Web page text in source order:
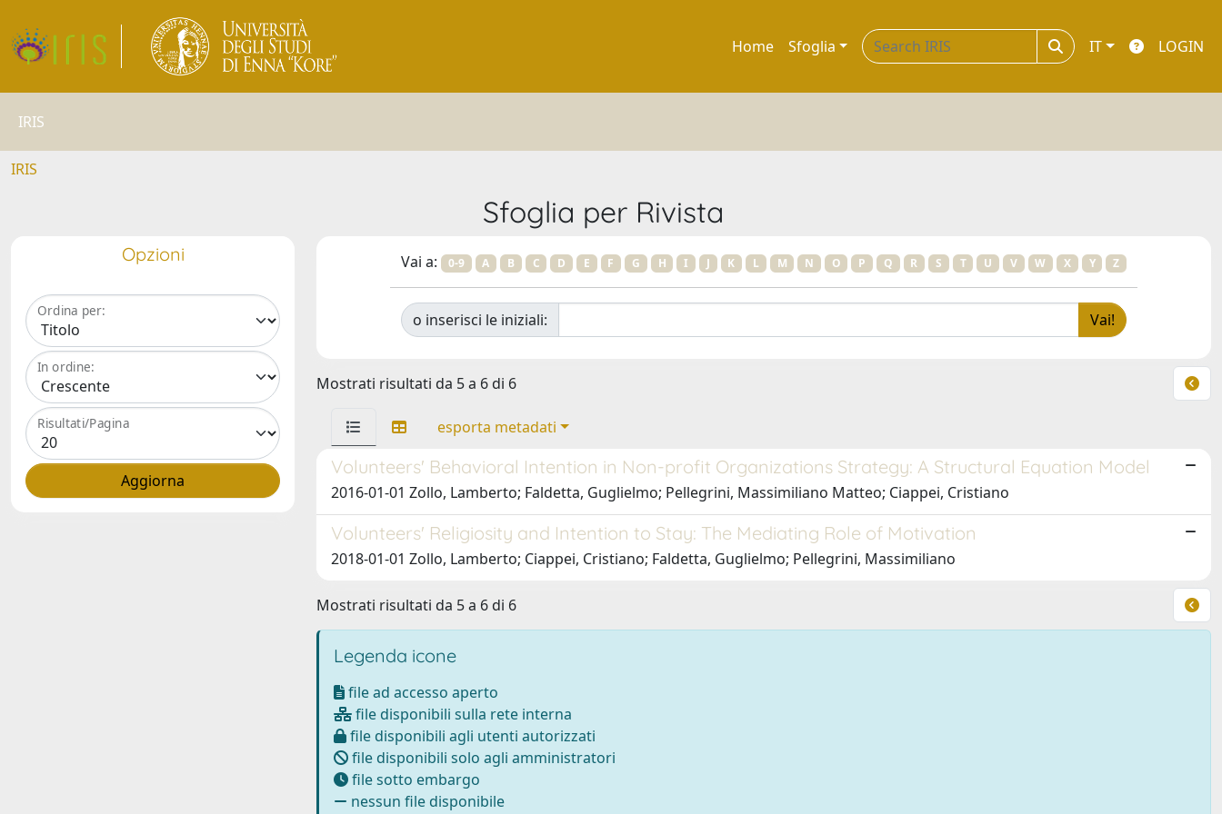
Home Sfoglia IT LOGIN
IRIS
IRIS
Sfoglia per Rivista
Opzioni
Ordina per:
In ordine:
Risultati/Pagina
Vai a: 0-9 A B C D E F G H I J K L M N O P Q R S T U V W X Y Z
o inserisci le iniziali:
Mostrati risultati da 5 a 6 di 6
esporta metadati
Volunteers' Behavioral Intention in Non-profit Organizations Strategy: A Structural Equation Model
2016-01-01 Zollo, Lamberto; Faldetta, Guglielmo; Pellegrini, Massimiliano Matteo; Ciappei, Cristiano
Volunteers' Religiosity and Intention to Stay: The Mediating Role of Motivation
2018-01-01 Zollo, Lamberto; Ciappei, Cristiano; Faldetta, Guglielmo; Pellegrini, Massimiliano
Mostrati risultati da 5 a 6 di 6
Legenda icone
file ad accesso aperto
file disponibili sulla rete interna
file disponibili agli utenti autorizzati
file disponibili solo agli amministratori
file sotto embargo
nessun file disponibile